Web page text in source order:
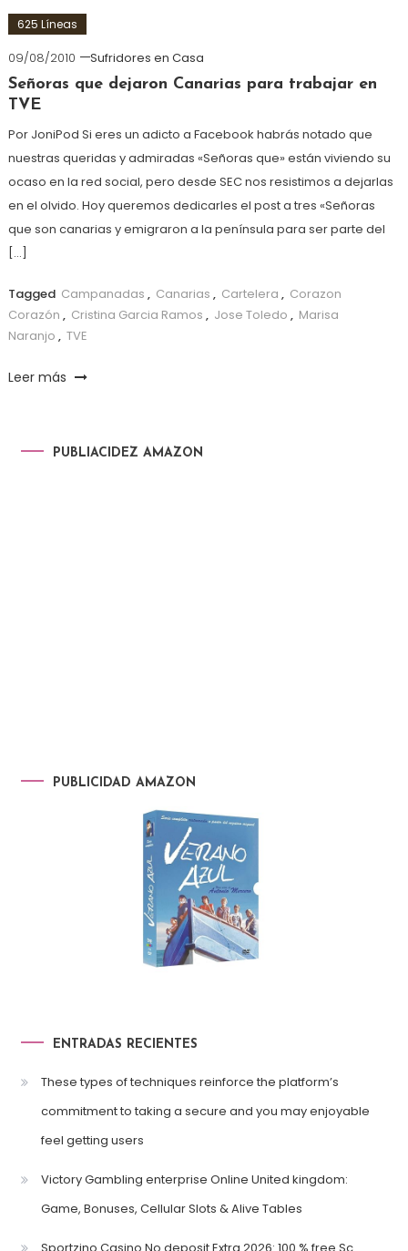
625 Líneas
09/08/2010
Sufridores en Casa
Señoras que dejaron Canarias para trabajar en
TVE
Por JoniPod Si eres un adicto a Facebook habrás notado que
nuestras queridas y admiradas «Señoras que» están viviendo su
ocaso en la red social, pero desde SEC nos resistimos a dejarlas
en el olvido. Hoy queremos dedicarles el post a tres «Señoras
que son canarias y emigraron a la península para ser parte del
[…]
Tagged Campanadas , Canarias , Cartelera , Corazon
Corazón , Cristina Garcia Ramos , Jose Toledo , Marisa
Naranjo , TVE
Leer más
PUBLIACIDEZ AMAZON
PUBLICIDAD AMAZON
ENTRADAS RECIENTES
These types of techniques reinforce the platform’s
commitment to taking a secure and you may enjoyable
feel getting users
Victory Gambling enterprise Online United kingdom:
Game, Bonuses, Cellular Slots & Alive Tables